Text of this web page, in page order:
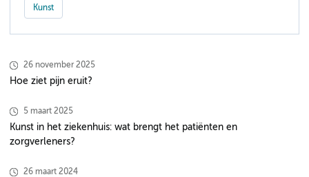
Kunst
26 november 2025
Hoe ziet pijn eruit?
5 maart 2025
Kunst in het ziekenhuis: wat brengt het patiënten en
zorgverleners?
26 maart 2024